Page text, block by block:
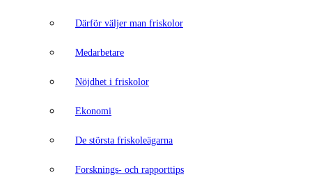
Därför väljer man friskolor
Medarbetare
Nöjdhet i friskolor
Ekonomi
De största friskoleägarna
Forsknings- och rapporttips